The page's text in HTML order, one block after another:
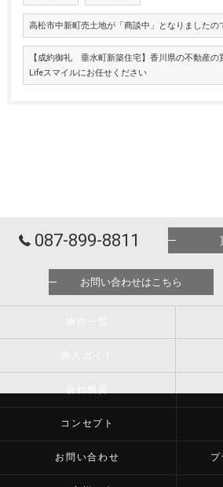
高松市中新町売土地が「商談中」となりましたの
【成約御礼 垂水町新築住宅】香川県の不動産の
Lifeスマイルにお任せください
087-899-8811
お問い合わせはこちら
コンセプト
お問い合わせ